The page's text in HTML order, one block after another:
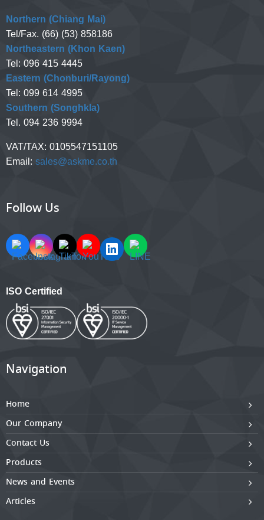
Northern (Chiang Mai)
Tel/Fax. (66) (53) 858186
Northeastern (Khon Kaen)
Tel: 096 415 4445
Eastern (Chonburi/Rayong)
Tel: 099 614 4995
Southern (Songhkla)
Tel. 094 236 9994
VAT/TAX: 0105547151105
Email: sales@askme.co.th
Follow Us
ISO Certified
Navigation
Home
Our Company
Contact Us
Products
News and Events
Articles